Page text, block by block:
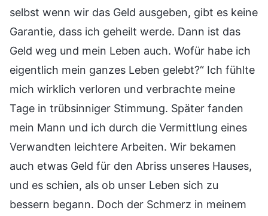
selbst wenn wir das Geld ausgeben, gibt es keine
Garantie, dass ich geheilt werde. Dann ist das
Geld weg und mein Leben auch. Wofür habe ich
eigentlich mein ganzes Leben gelebt?“ Ich fühlte
mich wirklich verloren und verbrachte meine
Tage in trübsinniger Stimmung. Später fanden
mein Mann und ich durch die Vermittlung eines
Verwandten leichtere Arbeiten. Wir bekamen
auch etwas Geld für den Abriss unseres Hauses,
und es schien, als ob unser Leben sich zu
bessern begann. Doch der Schmerz in meinem